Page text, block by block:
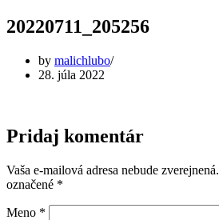
20220711_205256
by malichlubo
28. júla 2022
Pridaj komentár
Vaša e-mailová adresa nebude zverejnená.
označené *
Meno *